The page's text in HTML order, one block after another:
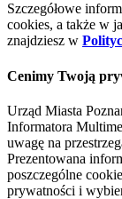
Szczegółowe
cookies, a także w
znajdziesz w
Cenimy Twoją
Urząd Miasta
Informatora
uwagę na
Prezentowana
poszczególne
prywatności i